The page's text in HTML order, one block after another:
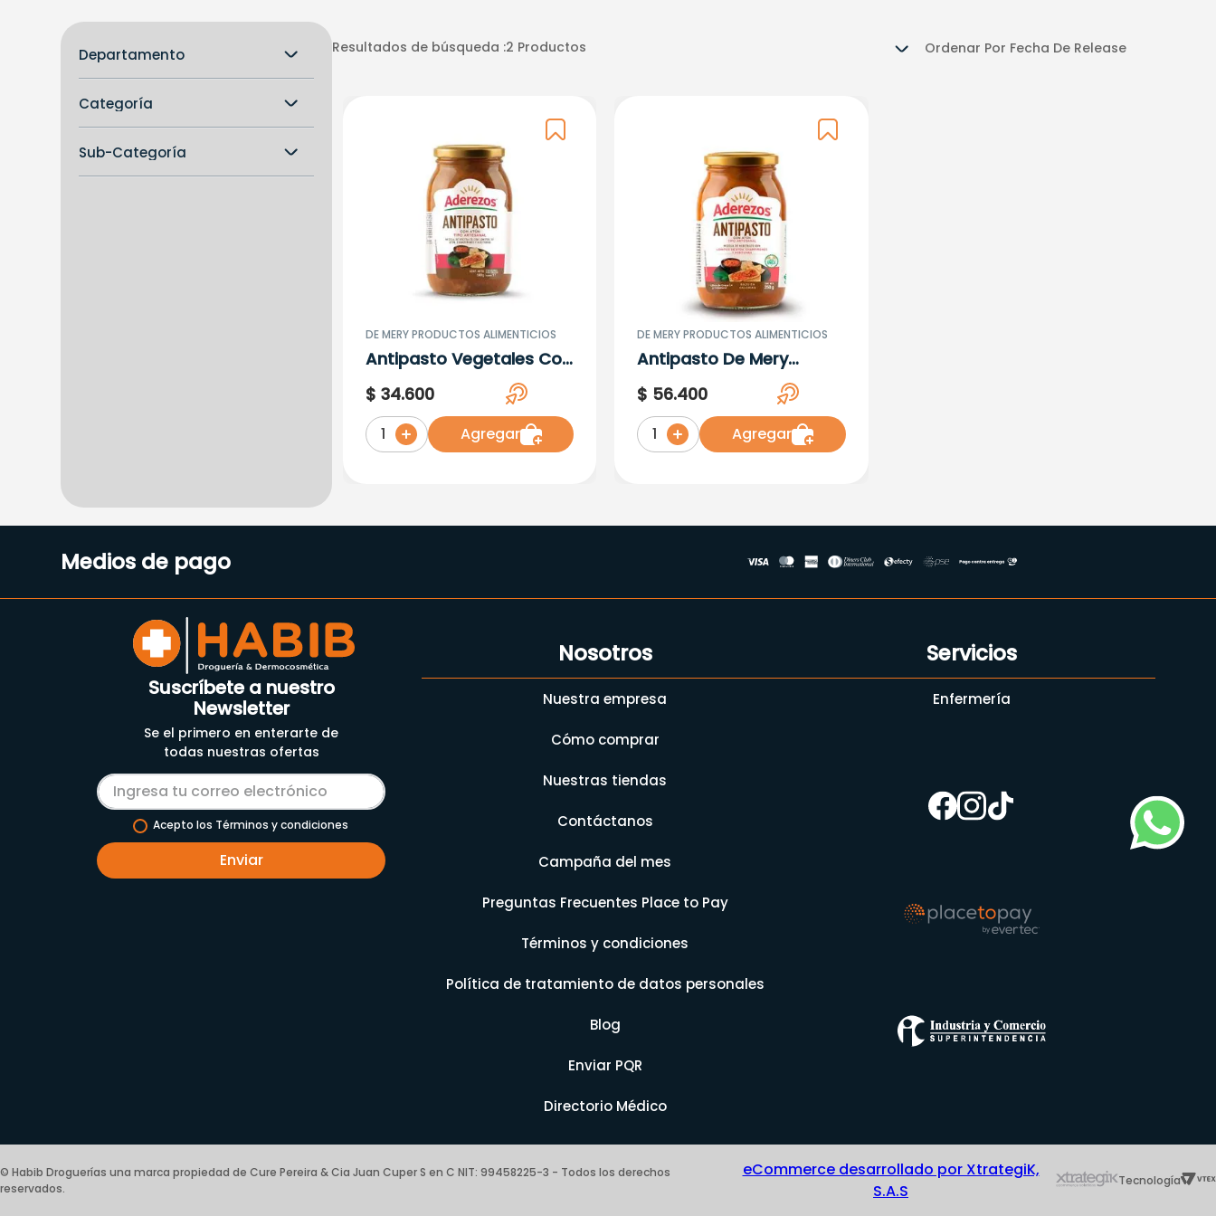
Departamento
Categoría
Sub-Categoría
Resultados de búsqueda :2 Productos Ordenar Por Fecha De Release
DE MERY PRODUCTOS ALIMENTICIOS
Antipasto Vegetales Con
Atun Salsa Y Aceite De
Oliva X 500 Gr
$ 34.600
1 Agregar
DE MERY PRODUCTOS ALIMENTICIOS
Antipasto De Mery
Veg.Atun-Salsa Tomat-
Aceite Oliva X 1000Gr
$ 56.400
1 Agregar
Medios de pago
Suscríbete a nuestro
Newsletter
Se el primero en enterarte de
todas nuestras ofertas
Acepto los Términos y condiciones
Enviar
Nosotros
Nuestra empresa
Cómo comprar
Nuestras tiendas
Contáctanos
Campaña del mes
Preguntas Frecuentes Place to Pay
Términos y condiciones
Política de tratamiento de datos personales
Blog
Enviar PQR
Directorio Médico
Servicios
Enfermería
© Habib Droguerías una marca propiedad de Cure Pereira & Cia Juan Cuper S en C NIT: 99458225-3 - Todos los derechos
reservados.
eCommerce desarrollado por XtrategiK,
S.A.S
Tecnología